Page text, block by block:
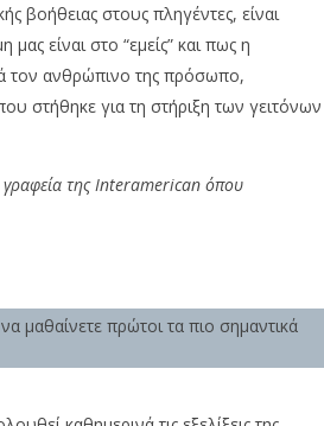
βοήθειας στους πληγέντες, είναι
είναι στο “εμείς” και πως η
τον ανθρώπινο της πρόσωπο,
στήθηκε για τη στήριξη των γειτόνων
γραφεία της Interamerican όπου
μαθαίνετε πρώτοι τα πιο σημαντικά